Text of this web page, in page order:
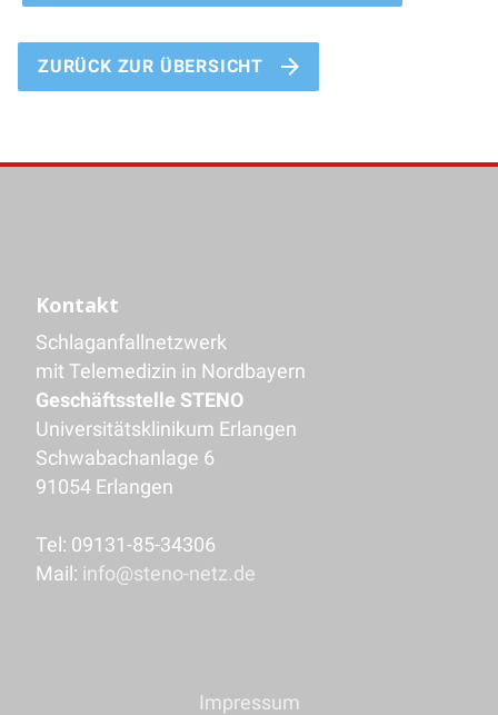
ZURÜCK ZUR ÜBERSICHT
Kontakt
Schlaganfallnetzwerk
mit Telemedizin in Nordbayern
Geschäftsstelle STENO
Universitätsklinikum Erlangen
Schwabachanlage 6
91054 Erlangen
Tel: 09131-85-34306
Mail: info@steno-netz.de
Impressum